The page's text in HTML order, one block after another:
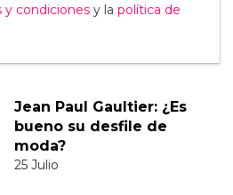
y condiciones y la política de
Jean Paul Gaultier: ¿Es
bueno su desfile de
moda?
25 Julio